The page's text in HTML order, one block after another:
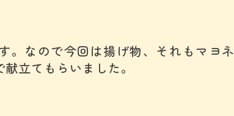
。なので今回は揚げ物、それもマヨネ
立てもらいました。